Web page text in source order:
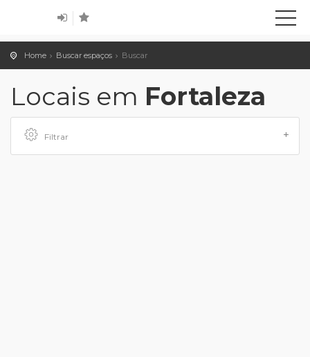
Home Buscar espaços Buscar
Locais em Fortaleza
Filtrar